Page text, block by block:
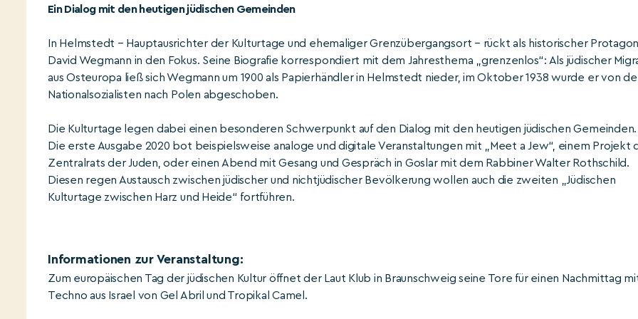
Ein Dialog mit den heutigen jüdischen Gemeinden
In Helmstedt – Hauptausrichter der Kulturtage und ehemaliger Grenzübergangsort – rückt als historischer
David Wegmann in den Fokus. Seine Biografie korrespondiert mit dem Jahresthema „grenzenlos“: Als jüdischer
aus Osteuropa ließ sich Wegmann um 1900 als Papierhändler in Helmstedt nieder, im Oktober 1938 wurde er von
Nationalsozialisten nach Polen abgeschoben.
Die Kulturtage legen dabei einen besonderen Schwerpunkt auf den Dialog mit den heutigen jüdischen Gemeinden.
Die erste Ausgabe 2020 bot beispielsweise analoge und digitale Veranstaltungen mit „Meet a Jew“, einem Projekt
Zentralrats der Juden, oder einen Abend mit Gesang und Gespräch in Goslar mit dem Rabbiner Walter Rothschild.
Diesen regen Austausch zwischen jüdischer und nichtjüdischer Bevölkerung wollen auch die zweiten „Jüdischen
Kulturtage zwischen Harz und Heide“ fortführen.
Informationen zur Veranstaltung:
Zum europäischen Tag der jüdischen Kultur öffnet der Laut Klub in Braunschweig seine Tore für einen Nachmittag
Techno aus Israel von Gel Abril und Tropikal Camel.